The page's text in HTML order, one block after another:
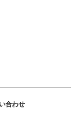
合わせ